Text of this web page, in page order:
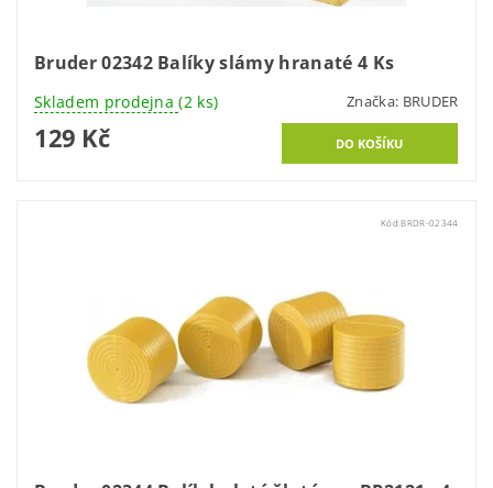
Bruder 02342 Balíky slámy hranaté 4 Ks
Skladem prodejna(2 ks) Značka: BRUDER
129 Kč
Kód:BRDR-02344